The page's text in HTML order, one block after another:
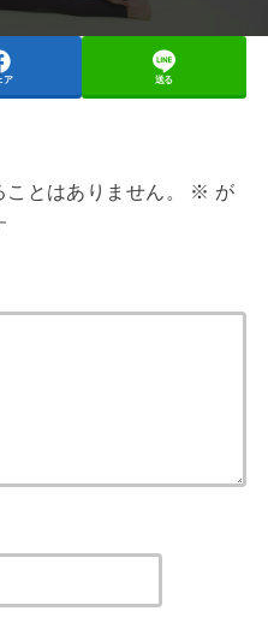
ア 送る
とはありません。 ※ が